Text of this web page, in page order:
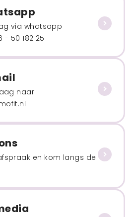
via whatsapp
- 50 182 25
naar
en kom langs de